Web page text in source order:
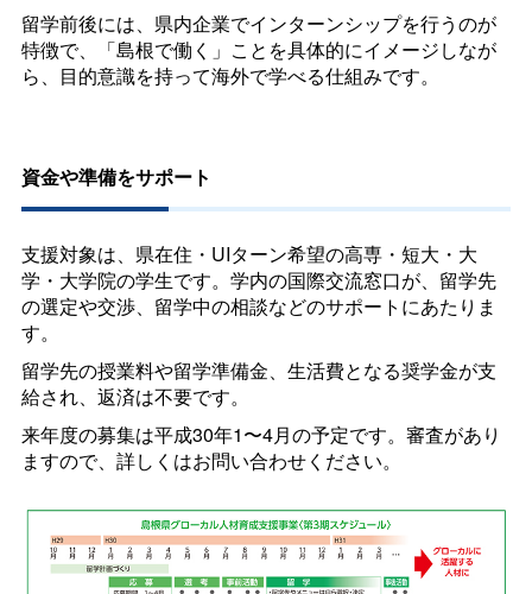
留学前後には、県内企業でインターンシップを行うのが
特徴で、「島根で働く」ことを具体的にイメージしなが
ら、目的意識を持って海外で学べる仕組みです。
資金や準備をサポート
支援対象は、県在住・UIターン希望の高専・短大・大
学・大学院の学生です。学内の国際交流窓口が、留学先
の選定や交渉、留学中の相談などのサポートにあたりま
す。
留学先の授業料や留学準備金、生活費となる奨学金が支
給され、返済は不要です。
来年度の募集は平成30年1〜4月の予定です。審査があり
ますので、詳しくはお問い合わせください。